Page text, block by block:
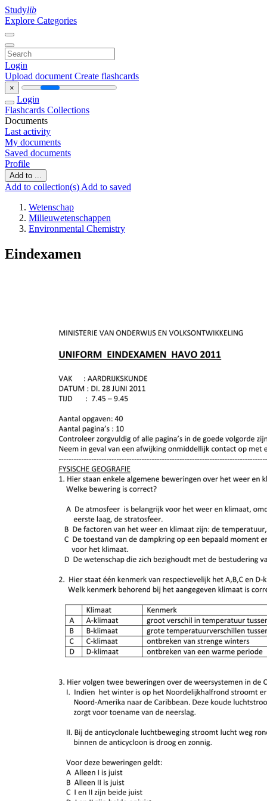
Studylib
Explore Categories
Login
Upload document Create flashcards
×
Login
Flashcards Collections
Documents
Last activity
My documents
Saved documents
Profile
Add to ...
Add to collection(s) Add to saved
Wetenschap
Milieuwetenschappen
Environmental Chemistry
Eindexamen